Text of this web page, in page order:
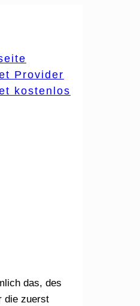
Provider
kostenlos
das, des
die zuerst